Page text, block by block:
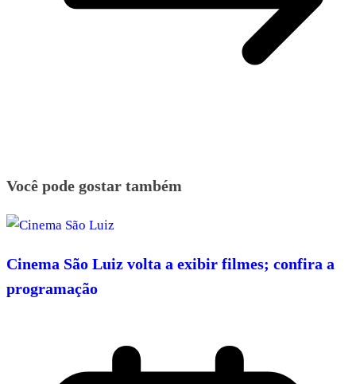
Você pode gostar também
Cinema São Luiz volta a exibir filmes; confira a
programação